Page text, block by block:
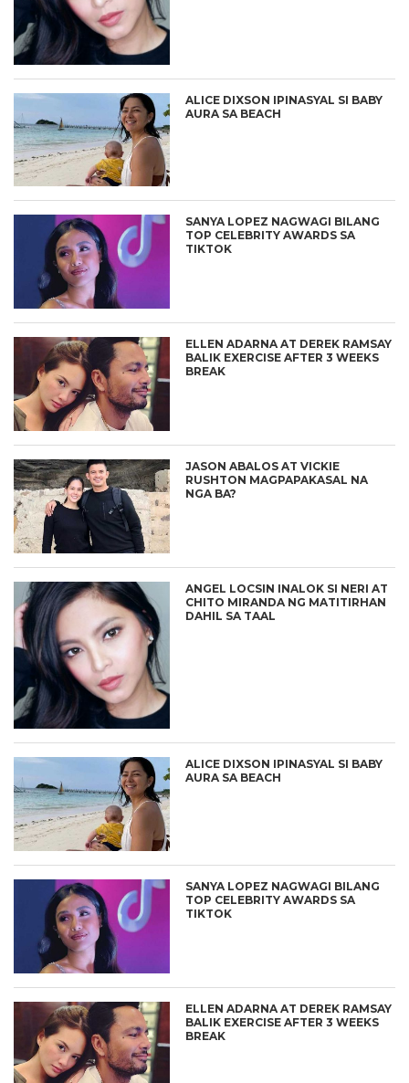
ALICE DIXSON IPINASYAL SI BABY
AURA SA BEACH
SANYA LOPEZ NAGWAGI BILANG
TOP CELEBRITY AWARDS SA
TIKTOK
ELLEN ADARNA AT DEREK RAMSAY
BALIK EXERCISE AFTER 3 WEEKS
BREAK
JASON ABALOS AT VICKIE
RUSHTON MAGPAPAKASAL NA
NGA BA?
ANGEL LOCSIN INALOK SI NERI AT
CHITO MIRANDA NG MATITIRHAN
DAHIL SA TAAL
ALICE DIXSON IPINASYAL SI BABY
AURA SA BEACH
SANYA LOPEZ NAGWAGI BILANG
TOP CELEBRITY AWARDS SA
TIKTOK
ELLEN ADARNA AT DEREK RAMSAY
BALIK EXERCISE AFTER 3 WEEKS
BREAK